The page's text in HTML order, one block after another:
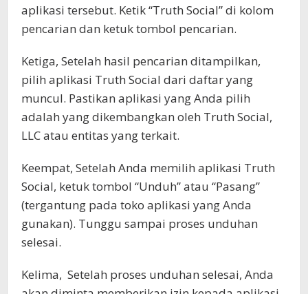
aplikasi tersebut. Ketik “Truth Social” di kolom
pencarian dan ketuk tombol pencarian.
Ketiga, Setelah hasil pencarian ditampilkan,
pilih aplikasi Truth Social dari daftar yang
muncul. Pastikan aplikasi yang Anda pilih
adalah yang dikembangkan oleh Truth Social,
LLC atau entitas yang terkait.
Keempat, Setelah Anda memilih aplikasi Truth
Social, ketuk tombol “Unduh” atau “Pasang”
(tergantung pada toko aplikasi yang Anda
gunakan). Tunggu sampai proses unduhan
selesai.
Kelima, Setelah proses unduhan selesai, Anda